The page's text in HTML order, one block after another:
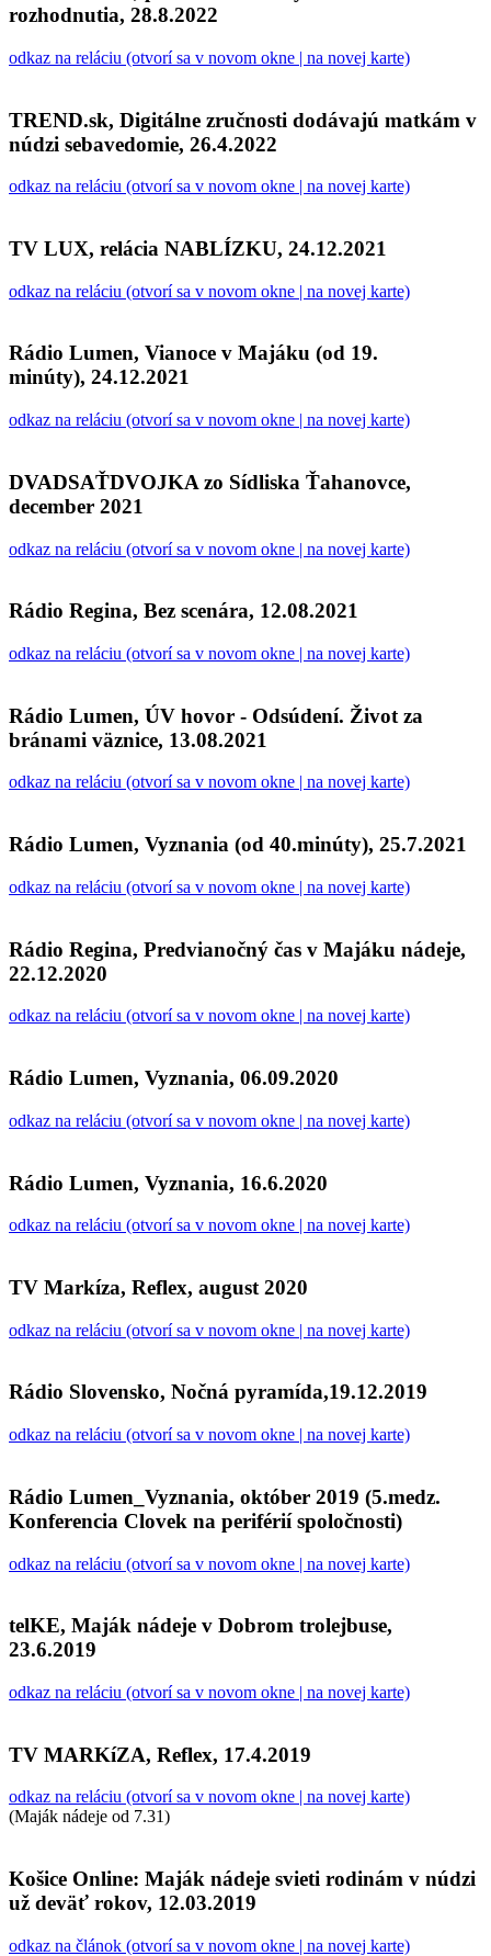
rozhodnutia, 28.8.2022
odkaz na reláciu (otvorí sa v novom okne | na novej karte)
TREND.sk, Digitálne zručnosti dodávajú matkám v
núdzi sebavedomie, 26.4.2022
odkaz na reláciu (otvorí sa v novom okne | na novej karte)
TV LUX, relácia NABLÍZKU, 24.12.2021
odkaz na reláciu (otvorí sa v novom okne | na novej karte)
Rádio Lumen, Vianoce v Majáku (od 19.
minúty), 24.12.2021
odkaz na reláciu (otvorí sa v novom okne | na novej karte)
DVADSAŤDVOJKA zo Sídliska Ťahanovce,
december 2021
odkaz na reláciu (otvorí sa v novom okne | na novej karte)
Rádio Regina, Bez scenára, 12.08.2021
odkaz na reláciu (otvorí sa v novom okne | na novej karte)
Rádio Lumen, ÚV hovor - Odsúdení. Život za
bránami väznice, 13.08.2021
odkaz na reláciu (otvorí sa v novom okne | na novej karte)
Rádio Lumen, Vyznania (od 40.minúty), 25.7.2021
odkaz na reláciu (otvorí sa v novom okne | na novej karte)
Rádio Regina, Predvianočný čas v Majáku nádeje,
22.12.2020
odkaz na reláciu (otvorí sa v novom okne | na novej karte)
Rádio Lumen, Vyznania, 06.09.2020
odkaz na reláciu (otvorí sa v novom okne | na novej karte)
Rádio Lumen, Vyznania, 16.6.2020
odkaz na reláciu (otvorí sa v novom okne | na novej karte)
TV Markíza, Reflex, august 2020
odkaz na reláciu (otvorí sa v novom okne | na novej karte)
Rádio Slovensko, Nočná pyramída,19.12.2019
odkaz na reláciu (otvorí sa v novom okne | na novej karte)
Rádio Lumen_Vyznania, október 2019 (5.medz.
Konferencia Clovek na periférií spoločnosti)
odkaz na reláciu (otvorí sa v novom okne | na novej karte)
telKE, Maják nádeje v Dobrom trolejbuse,
23.6.2019
odkaz na reláciu (otvorí sa v novom okne | na novej karte)
TV MARKíZA, Reflex, 17.4.2019
odkaz na reláciu (otvorí sa v novom okne | na novej karte)
(Maják nádeje od 7.31)
Košice Online: Maják nádeje svieti rodinám v núdzi
už deväť rokov, 12.03.2019
odkaz na článok (otvorí sa v novom okne | na novej karte)